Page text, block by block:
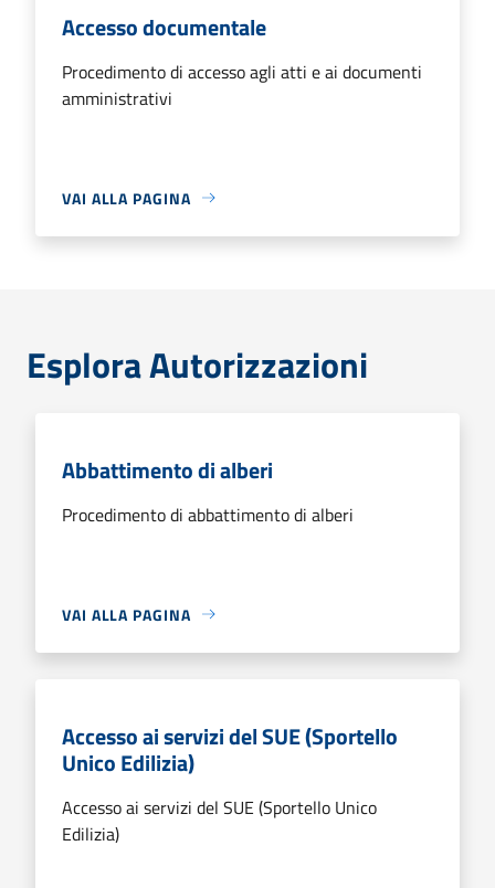
Accesso documentale
Procedimento di accesso agli atti e ai documenti
amministrativi
VAI ALLA PAGINA
Esplora Autorizzazioni
Abbattimento di alberi
Procedimento di abbattimento di alberi
VAI ALLA PAGINA
Accesso ai servizi del SUE (Sportello
Unico Edilizia)
Accesso ai servizi del SUE (Sportello Unico
Edilizia)